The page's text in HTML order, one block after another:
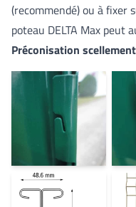
(recommendé) ou à
poteau DELTA Max peut
Préconisation